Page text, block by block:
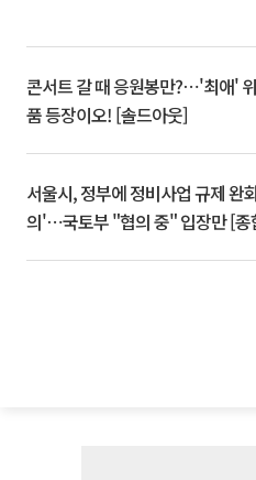
콘서트 갈 때 응원봉만?⋯'최애'
품 등장이오! [솔드아웃]
서울시, 정부에 정비사업 규제 완
의'⋯국토부 "협의 중" 입장만 [종